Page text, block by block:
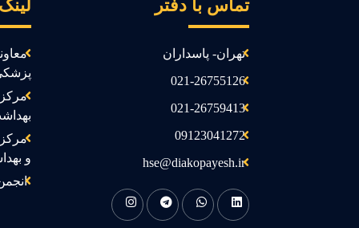
تماس با دفتر
تهران- پاسداران
021-26755126
021-26759413
09123041272
hse@diakopayesh.ir
و